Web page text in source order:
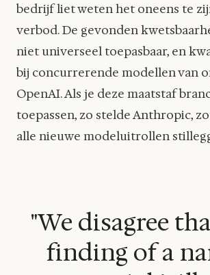
bedrijf liet weten het oneens te
verbod. De gevonden
niet universeel toepasbaar, en
bij concurrerende modellen van
OpenAI. Als je deze maatstaf
toepassen, zo stelde Anthropic,
alle nieuwe modeluitrollen
"We disagree
finding of a